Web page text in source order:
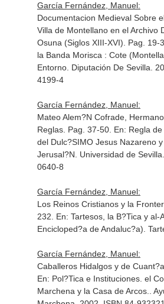
García Fernández, Manuel:
Documentacion Medieval Sobre
Villa de Montellano en el Archivo
Osuna (Siglos XIII-XVI). Pag. 19-
la Banda Morisca : Cote
Entorno. Diputación De Sevilla.
4199-4
García Fernández, Manuel:
Mateo Alem?N Cofrade,
Reglas. Pag. 37-50. En: Regla
del Dulc?SIMO Jesus Nazareno
Jerusal?N . Universidad de
0640-8
García Fernández, Manuel:
Los Reinos Cristianos y la
232. En: Tartesos, la B?Tica y al-
Encicloped?a de Andaluc?a) .
García Fernández, Manuel:
Caballeros Hidalgos y de
En: Pol?Tica e Instituciones. el
Marchena y la Casa de Arcos.
.